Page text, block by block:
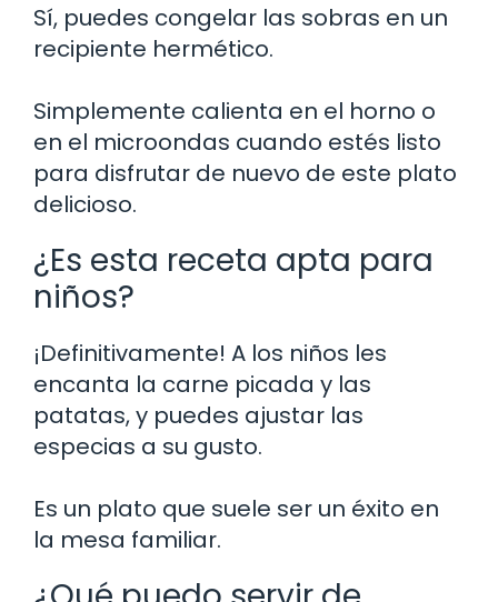
Sí, puedes congelar las sobras en un
recipiente hermético.
Simplemente calienta en el horno o
en el microondas cuando estés listo
para disfrutar de nuevo de este plato
delicioso.
¿Es esta receta apta para
niños?
¡Definitivamente! A los niños les
encanta la carne picada y las
patatas, y puedes ajustar las
especias a su gusto.
Es un plato que suele ser un éxito en
la mesa familiar.